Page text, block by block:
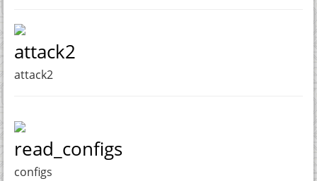
attack2
attack2
read_configs
configs